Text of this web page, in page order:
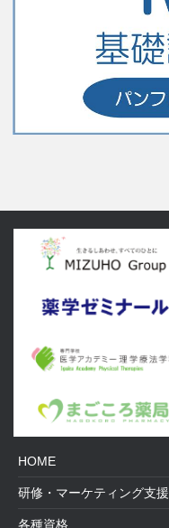
HOME
研修・マーケティング支援
各種資格